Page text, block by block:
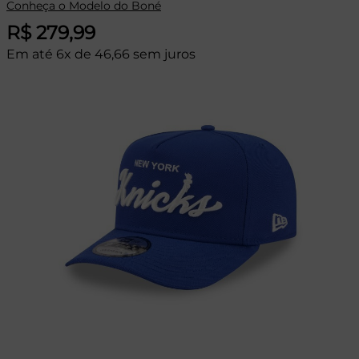
Conheça o Modelo do Boné
R$ 279,99
Em até 6x de 46,66 sem juros